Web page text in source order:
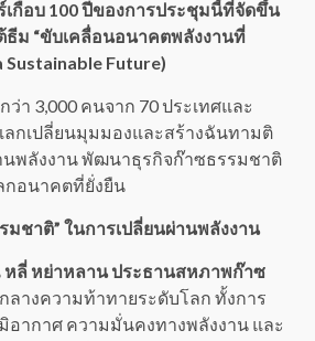
เกือบ 100 ปีของการประชุมนี้ที่จัดขึ้น
ธีม “ขับเคลื่อนอนาคตพลังงานที่
Sustainable Future)
า 3,000 คนจาก 70 ประเทศและ
กเปลี่ยนมุมมองและสร้างฉันทามติ
นพลังงาน พัฒนาธุรกิจก๊าซธรรมชาติ
กอนาคตที่ยั่งยืน
มชาติ” ในการเปลี่ยนผ่านพลังงาน
หลี่ หย่าหลาน ประธานสหภาพก๊าซ
ลางความท้าทายระดับโลก ทั้งการ
อากาศ ความมั่นคงทางพลังงาน และ